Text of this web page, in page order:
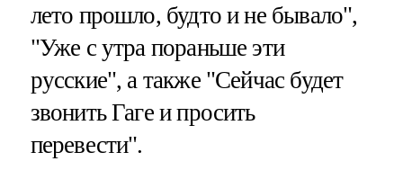
лето прошло, будто и не бывало",
"Уже с утра пораньше эти
русские", а также "Сейчас будет
звонить Гаге и просить
перевести".